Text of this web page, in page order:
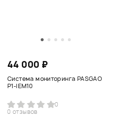
44 000 ₽
Система мониторинга PASGAO
P1-IEM10
0
0 отзывов